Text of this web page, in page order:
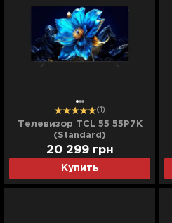
(1)
Телевизор TCL 55 55P7K
(Standard)
Купить
20 299 грн